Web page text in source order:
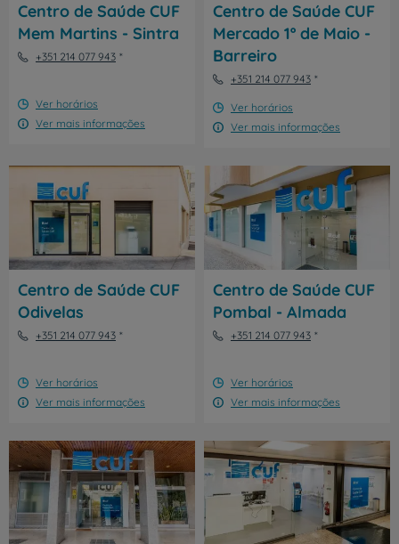
Centro de Saúde CUF
Mem Martins - Sintra
+351 214 077 943
Ver horários
Ver mais informações
Centro de Saúde CUF
Mercado 1º de Maio -
Barreiro
+351 214 077 943
Ver horários
Ver mais informações
Centro de Saúde CUF
Odivelas
+351 214 077 943
Ver horários
Ver mais informações
Centro de Saúde CUF
Pombal - Almada
+351 214 077 943
Ver horários
Ver mais informações